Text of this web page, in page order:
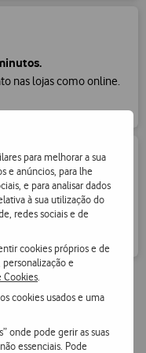
para melhorar a sua
e anúncios, para lhe
e para analisar dados
à sua utilização do
redes sociais e de
cookies próprios e de
e
Cookies
cookies usados e uma
onde pode gerir as suas
essenciais. Pode
nas lojas como online.
ou vendido e